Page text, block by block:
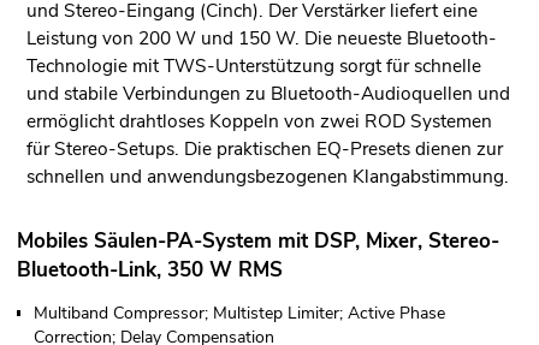
und Stereo-Eingang (Cinch). Der Verstärker liefert eine
Leistung von 200 W und 150 W. Die neueste Bluetooth-
Technologie mit TWS-Unterstützung sorgt für schnelle
und stabile Verbindungen zu Bluetooth-Audioquellen und
ermöglicht drahtloses Koppeln von zwei ROD Systemen
für Stereo-Setups. Die praktischen EQ-Presets dienen zur
schnellen und anwendungsbezogenen Klangabstimmung.
Mobiles Säulen-PA-System mit DSP, Mixer, Stereo-
Bluetooth-Link, 350 W RMS
Multiband Compressor; Multistep Limiter; Active Phase
Correction; Delay Compensation